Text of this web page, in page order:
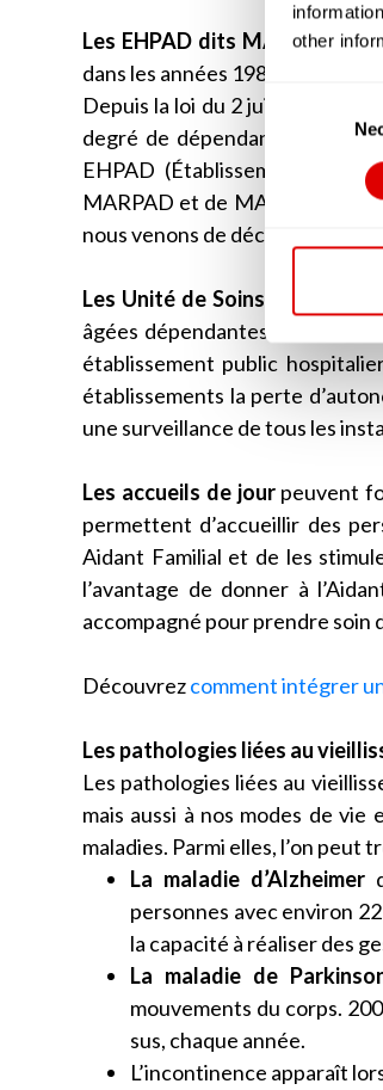
other
Consent
Les EHPAD dits MARPAD ou
dans les années 1980 et 1990.
Depuis la loi du 2 juillet 2002,
degré de dépendance de ses
EHPAD (Établissement
MARPAD et de MAPAD
nous venons de décrire.
Les Unité de Soins de Suite et
âgées dépendantes de plus de
établissement public
établissements la perte
une surveillance de tous les
Les accueils de jourpeuvent
permettent d’accueillir des
Aidant Familial et de les
l’avantage de donner à
accompagné pour prendre soin
Découvrezcomment intégrer
Les pathologies liées au
Les pathologies liées au
mais aussi à nos modes de
maladies. Parmi elles, l’on peut
La maladie d’Alzheimer
personnes avec environ
la capacité à réaliser des
La maladie de
mouvements du corps.
sus, chaque année.
L’incontinence apparaît